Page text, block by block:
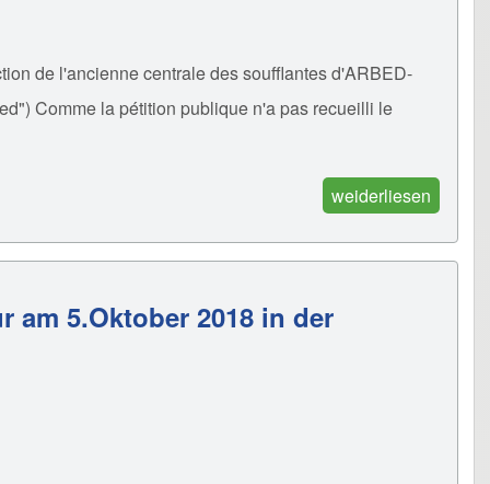
de l'ancienne centrale des soufflantes d'ARBED-
Comme la pétition publique n'a pas recueilli le
weiderliesen
am 5.Oktober 2018 in der